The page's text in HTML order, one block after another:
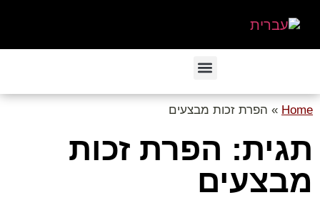
Home
» הפרת זכות מבצעים
תגית: הפרת זכות
מבצעים